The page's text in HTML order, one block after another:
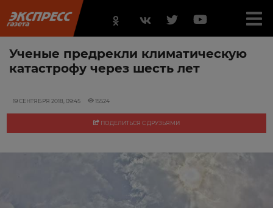
Ученые предрекли климатическую
катастрофу через шесть лет
19 СЕНТЯБРЯ 2018, 09:45 15524
ПОДЕЛИТЬСЯ С ДРУЗЬЯМИ